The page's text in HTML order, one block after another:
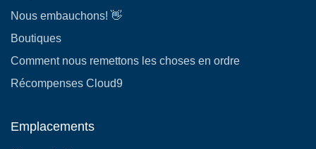
Nous embauchons! 👋
Boutiques
Comment nous remettons les choses en ordre
Récompenses Cloud9
Emplacements